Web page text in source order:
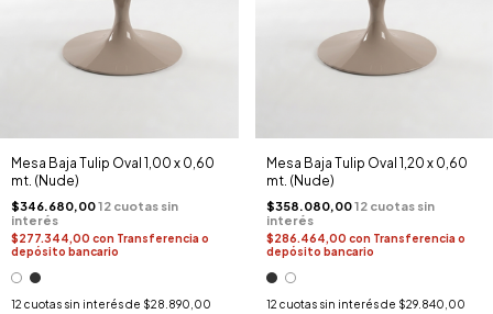
Mesa Baja Tulip Oval 1,00 x 0,60
mt. (Nude)
$346.680,00
$277.344,00 con Transferencia o
depósito bancario
12 cuotas sin interés de $28.890,00
Mesa Baja Tulip Oval 1,20 x 0,60
mt. (Nude)
$358.080,00
$286.464,00 con Transferencia o
depósito bancario
12 cuotas sin interés de $29.840,00